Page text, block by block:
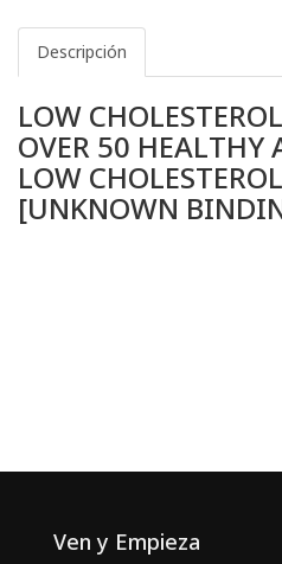
Descripción
LOW
OVER 50 HEALTHY
LOW
[UNKNOWN
Ven y Empieza